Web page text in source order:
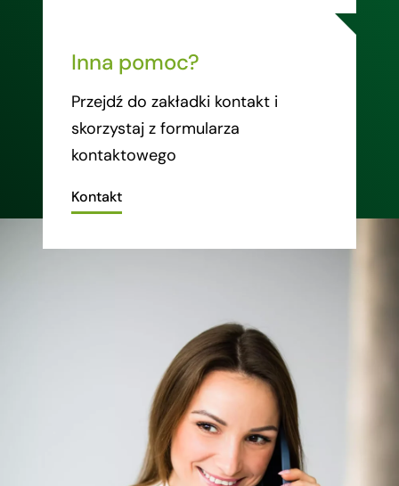
Inna pomoc?
Przejdź do zakładki kontakt i
skorzystaj z formularza
kontaktowego
Kontakt